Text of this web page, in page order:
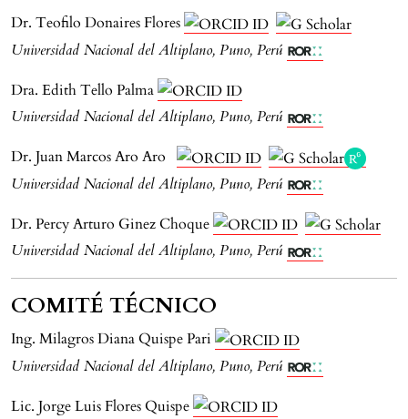
Dr. Teofilo Donaires Flores
Universidad Nacional del Altiplano, Puno, Perú
Dra. Edith Tello Palma
Universidad Nacional del Altiplano, Puno, Perú
Dr. Juan Marcos Aro Aro
Universidad Nacional del Altiplano, Puno, Perú
Dr. Percy Arturo Ginez Choque
Universidad Nacional del Altiplano, Puno, Perú
COMITÉ TÉCNICO
Ing. Milagros Diana Quispe Pari
Universidad Nacional del Altiplano, Puno, Perú
Lic. Jorge Luis Flores Quispe